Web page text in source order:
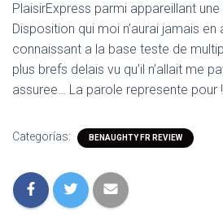
PlaisirExpress parmi appareillant
Disposition qui moi n’aurai jamais
connaissant a la base teste de
plus brefs delais vu qu’il n’allait me
assuree… La parole represente pour !
Categorías: BENAUGHTY FR REVIEW